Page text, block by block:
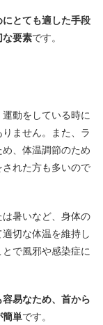
とても適した手段
な要素です。
動をしている時に
ません。また、ラ
、体温調節のため
れた方も多いので
暑いなど、身体の
切な体温を維持し
で風邪や感染症に
易なため、首から
簡単です。